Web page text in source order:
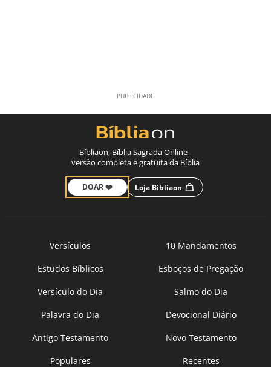
Bíbliaon, Bíblia Sagrada Online -
versão completa e gratuita da Bíblia
DOAR ❤️ Loja Bíbliaon
Versículos
10 Mandamentos
Estudos Bíblicos
Esboços de Pregação
Versículo do Dia
Salmo do Dia
Palavra do Dia
Devocional Diário
Antigo Testamento
Novo Testamento
Populares
Recentes